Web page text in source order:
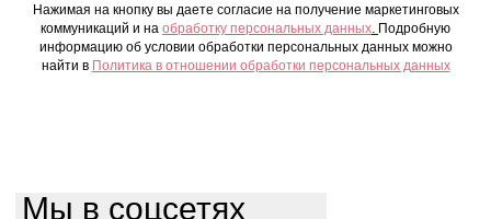
Нажимая на кнопку вы даете согласие на получение маркетинговых
коммуникаций и на обработку персональных данных Подробную
информацию об условии обработки персональных данных можно
найти в Политика в отношении обработки персональных данных
Мы в соцсетях